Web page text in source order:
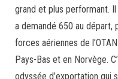
grand et plus performant. Il
a demandé 650 au départ,
forces aériennes de
Pays-Bas et en Norvège.
odyssée d’exportation qui